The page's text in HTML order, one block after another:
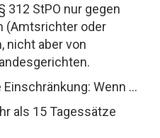
312 StPO nur gegen
(Amtsrichter oder
nicht aber von
Wenn ...
als 15 Tagessätze